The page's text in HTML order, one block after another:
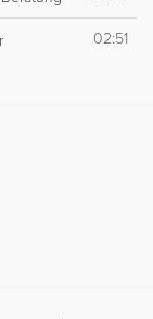
02:51